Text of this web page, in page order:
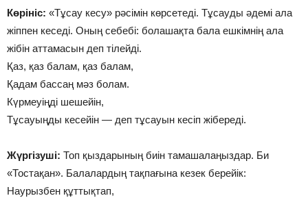
Көрініс: «Тұсау кесу» рәсімін көрсетеді. Тұсауды әдемі ала
жіппен кеседі. Оның себебі: болашақта бала ешкімнің ала
жібін аттамасын деп тілейді.
Қаз, қаз балам, қаз балам,
Қадам бассаң мәз болам.
Күрмеуіңді шешейін,
Тұсауыңды кесейін — деп тұсауын кесіп жібереді.
Жүргізуші: Топ қыздарының биін тамашалаңыздар. Би
«Тостақан». Балалардың тақпағына кезек берейік:
Наурызбен құттықтап,